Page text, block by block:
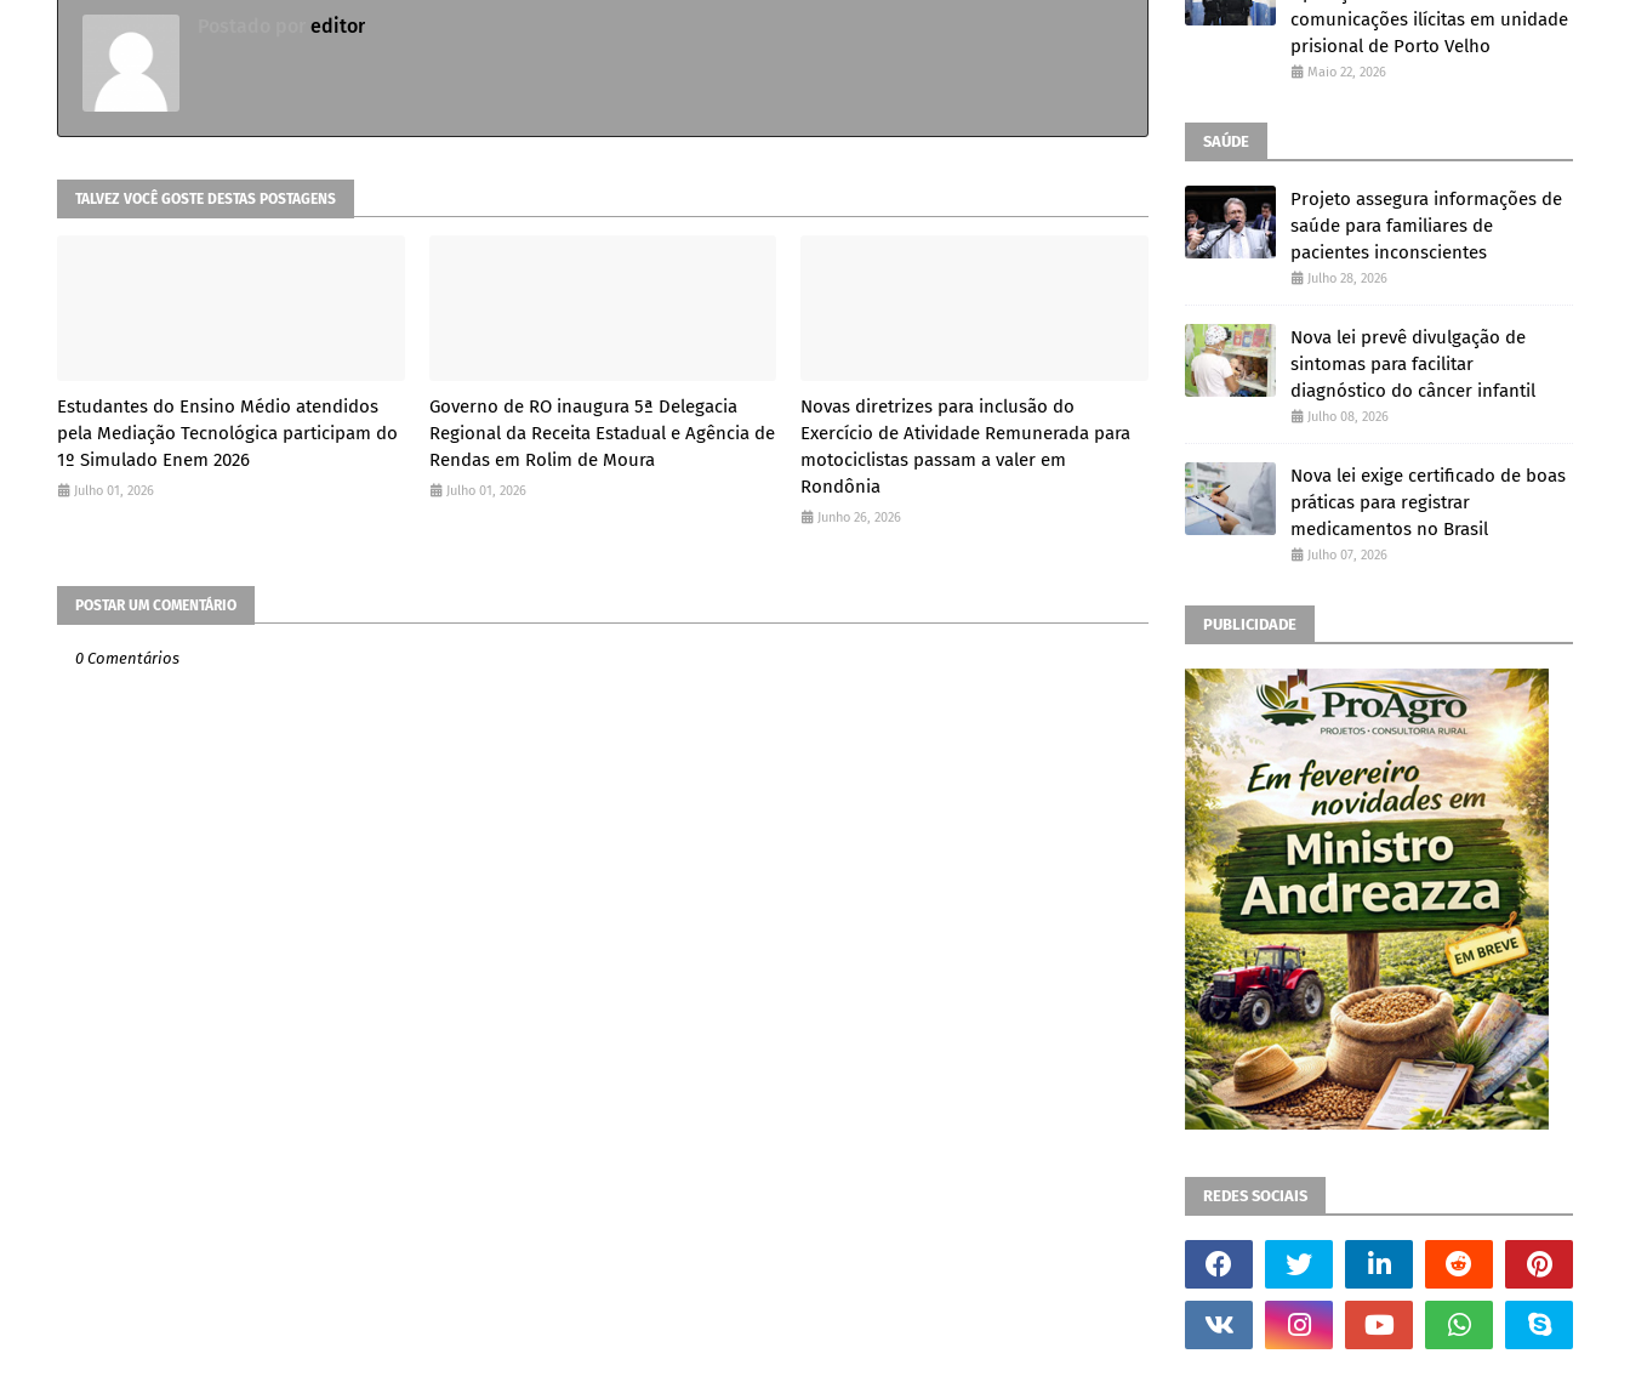
editor
TALVEZ VOCÊ GOSTE DESTAS POSTAGENS
Estudantes do Ensino Médio atendidos
pela Mediação Tecnológica participam do
1º Simulado Enem 2026
Julho 01, 2026
Governo de RO inaugura 5ª Delegacia
Regional da Receita Estadual e Agência de
Rendas em Rolim de Moura
Julho 01, 2026
Novas diretrizes para inclusão do
Exercício de Atividade Remunerada para
motociclistas passam a valer em
Rondônia
Junho 26, 2026
POSTAR UM COMENTÁRIO
0 Comentários
comunicações ilícitas em unidade
prisional de Porto Velho
Maio 22, 2026
SAÚDE
Projeto assegura informações de
saúde para familiares de
pacientes inconscientes
Julho 28, 2026
Nova lei prevê divulgação de
sintomas para facilitar
diagnóstico do câncer infantil
Julho 08, 2026
Nova lei exige certificado de boas
práticas para registrar
medicamentos no Brasil
Julho 07, 2026
PUBLICIDADE
REDES SOCIAIS